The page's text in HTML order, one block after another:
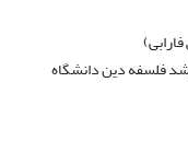
فلسفه دین دانشگاه